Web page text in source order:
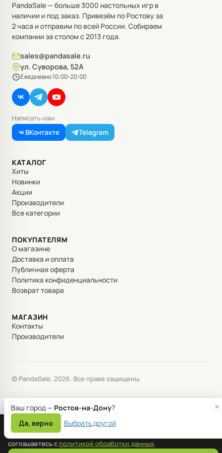
PandaSale — больше 3000 настольных игр в
наличии и под заказ. Привезём по Ростову за
2 часа и отправим по всей России. Собираем
компании за столом с 2013 года.
sales@pandasale.ru
ул. Суворова, 52А
Ежедневно 10:00–20:00
Написать нам:
ВКонтакте
Telegram
КАТАЛОГ
Хиты
Новинки
Акции
Производители
Все категории
ПОКУПАТЕЛЯМ
О магазине
Доставка и оплата
Публичная оферта
Политика конфиденциальности
Возврат товара
МАГАЗИН
Контакты
Производители
© PandaSale, 2026. Все права защищены.
Мы используем файлы cookie для корректной работы сайта и
улучшения сервиса. Продолжая пользоваться сайтом, вы
соглашаетесь с политикой обработки данных.
Ваш город — Ростов-на-Дону?
Да, верно
Выбрать другой
×